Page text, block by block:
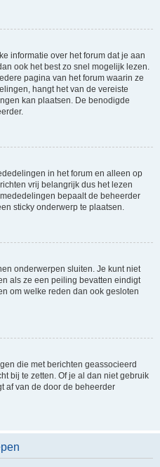
informatie over het forum dat je aan
ook het best zo snel mogelijk lezen.
pagina van het forum waarin ze
hangt het van de vereiste
kan plaatsen. De benodigde
in het forum en alleen op
vrij belangrijk dus het lezen
bepaalt de beheerder
sticky onderwerp te plaatsen.
onderwerpen sluiten. Je kunt niet
als ze een peiling bevatten eindigt
om welke reden dan ook gesloten
die met berichten geassocieerd
bij te zetten. Of je al dan niet gebruik
af van de door de beheerder